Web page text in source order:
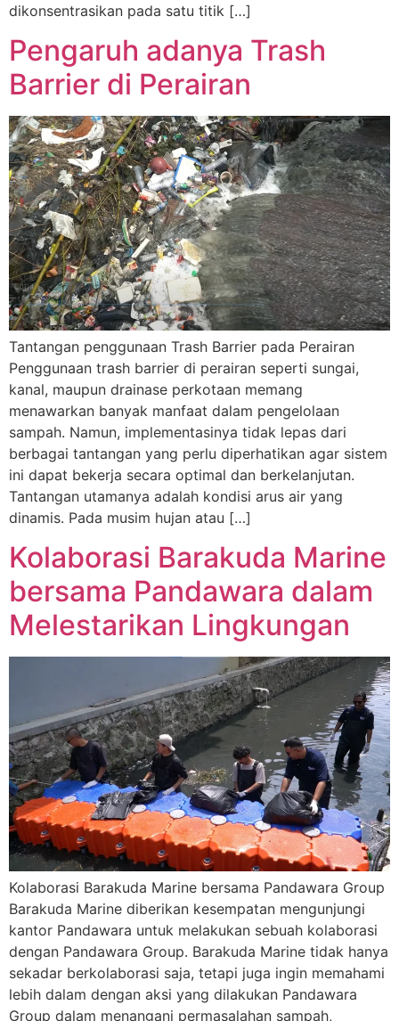
dikonsentrasikan pada satu titik […]
Pengaruh adanya Trash
Barrier di Perairan
Tantangan penggunaan Trash Barrier pada Perairan
Penggunaan trash barrier di perairan seperti sungai,
kanal, maupun drainase perkotaan memang
menawarkan banyak manfaat dalam pengelolaan
sampah. Namun, implementasinya tidak lepas dari
berbagai tantangan yang perlu diperhatikan agar sistem
ini dapat bekerja secara optimal dan berkelanjutan.
Tantangan utamanya adalah kondisi arus air yang
dinamis. Pada musim hujan atau […]
Kolaborasi Barakuda Marine
bersama Pandawara dalam
Melestarikan Lingkungan
Kolaborasi Barakuda Marine bersama Pandawara Group
Barakuda Marine diberikan kesempatan mengunjungi
kantor Pandawara untuk melakukan sebuah kolaborasi
dengan Pandawara Group. Barakuda Marine tidak hanya
sekadar berkolaborasi saja, tetapi juga ingin memahami
lebih dalam dengan aksi yang dilakukan Pandawara
Group dalam menangani permasalahan sampah,